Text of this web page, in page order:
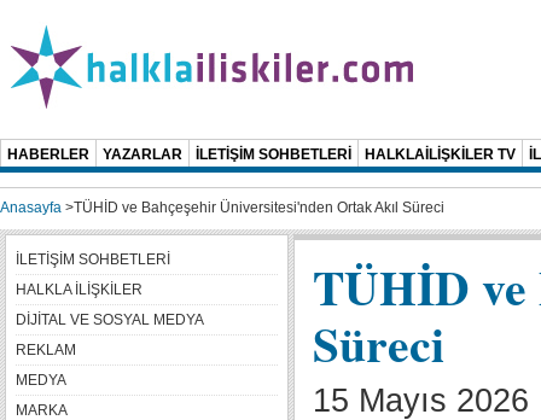
HABERLER YAZARLAR İLETİŞİM SOHBETLERİ HALKLAİLİŞKİLER TV
Anasayfa >TÜHİD ve Bahçeşehir Üniversitesi'nden Ortak Akıl Süreci
TÜHİD ve
Süreci
15 Mayıs
İLETİŞİM SOHBETLERİ
HALKLA İLİŞKİLER
DİJİTAL VE SOSYAL MEDYA
REKLAM
MEDYA
MARKA